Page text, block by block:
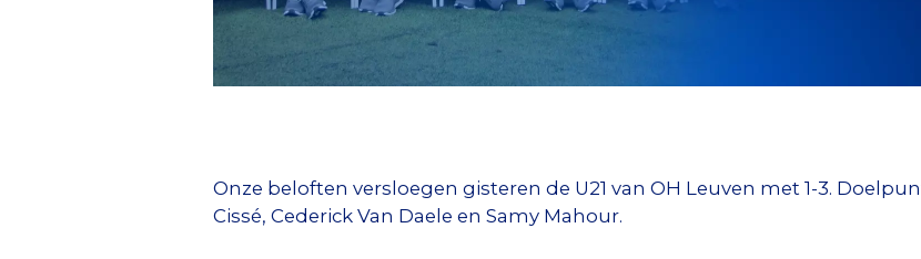
Onze beloften versloegen gisteren de U21 van OH Leuven met 1-3.
Cissé, Cederick Van Daele en Samy Mahour.